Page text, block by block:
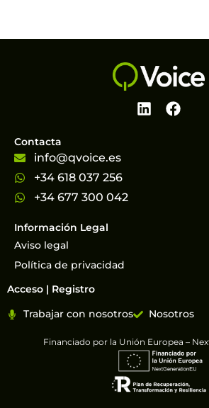
Información Legal
Aviso legal
Política de privacidad
Contacta
info@qvoice.es
+34 618 037 256
+34 677 300 042
Acceso | Registro
Trabajar con nosotros
Nosotros
Financiado por la Unión Europea –